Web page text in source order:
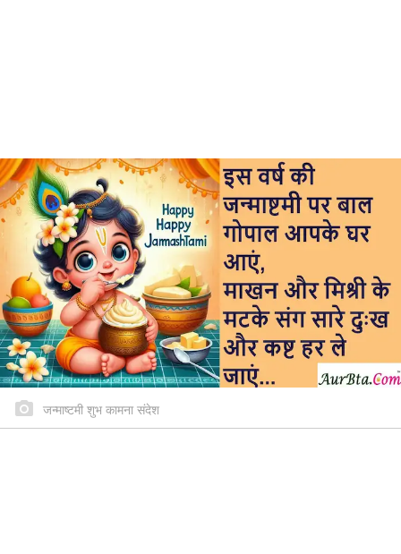
जन्माष्टमी शुभ कामना संदेश